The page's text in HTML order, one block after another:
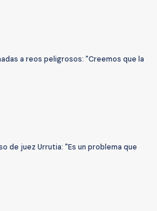
a reos peligrosos: "Creemos que la
de juez Urrutia: "Es un problema que